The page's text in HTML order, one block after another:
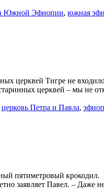
Южной Эфиопии, южная
церквей Тигре не
церквей – мы не
церковь Петра и Павла,
пятиметровый
заявляет Павел. –